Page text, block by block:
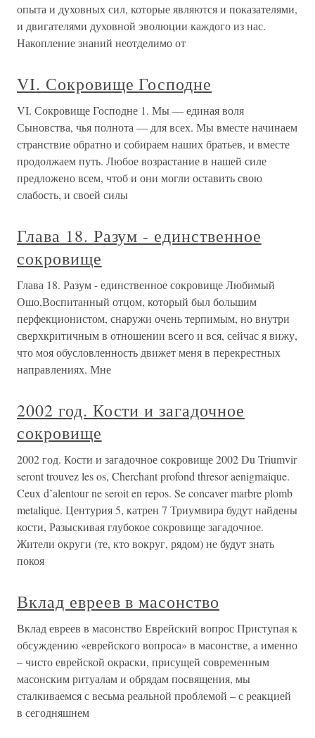
опыта и духовных сил, которые являются и показателями,
и двигателями духовной эволюции каждого из нас.
Накопление знаний неотделимо от
VI. Сокровище Господне
VI. Сокровище Господне 1. Мы — единая воля
Сыновства, чья полнота — для всех. Мы вместе начинаем
странствие обратно и собираем наших братьев, и вместе
продолжаем путь. Любое возрастание в нашей силе
предложено всем, чтоб и они могли оставить свою
слабость, и своей силы
Глава 18. Разум - единственное
сокровище
Глава 18. Разум - единственное сокровище Любимый
Ошо,Воспитанный отцом, который был большим
перфекционистом, снаружи очень терпимым, но внутри
сверхкритичным в отношении всего и вся, сейчас я вижу,
что моя обусловленность движет меня в перекрестных
направлениях. Мне
2002 год. Кости и загадочное
сокровище
2002 год. Кости и загадочное сокровище 2002 Du Triumvir
seront trouvez les os, Cherchant profond thresor aenigmaique.
Ceux d’alentour ne seroit en repos. Se concaver marbre plomb
metalique. Центурия 5, катрен 7 Триумвира будут найдены
кости, Разыскивая глубокое сокровище загадочное.
Жители округи (те, кто вокруг, рядом) не будут знать
покоя
Вклад евреев в масонство
Вклад евреев в масонство Еврейский вопрос Приступая к
обсуждению «еврейского вопроса» в масонстве, а именно
– чисто еврейской окраски, присущей современным
масонским ритуалам и обрядам посвящения, мы
сталкиваемся с весьма реальной проблемой – с реакцией
в сегодняшнем